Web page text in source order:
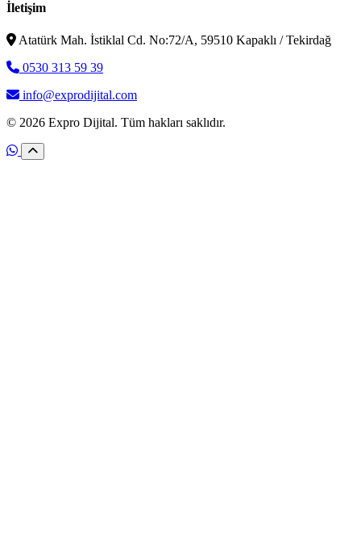
İletişim
Atatürk Mah. İstiklal Cd. No:72/A, 59510 Kapaklı / Tekirdağ
0530 313 59 39
info@exprodijital.com
© 2026 Expro Dijital. Tüm hakları saklıdır.